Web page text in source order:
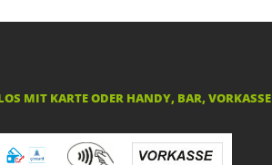
MIT KARTE ODER HANDY, BAR, VORKASSE